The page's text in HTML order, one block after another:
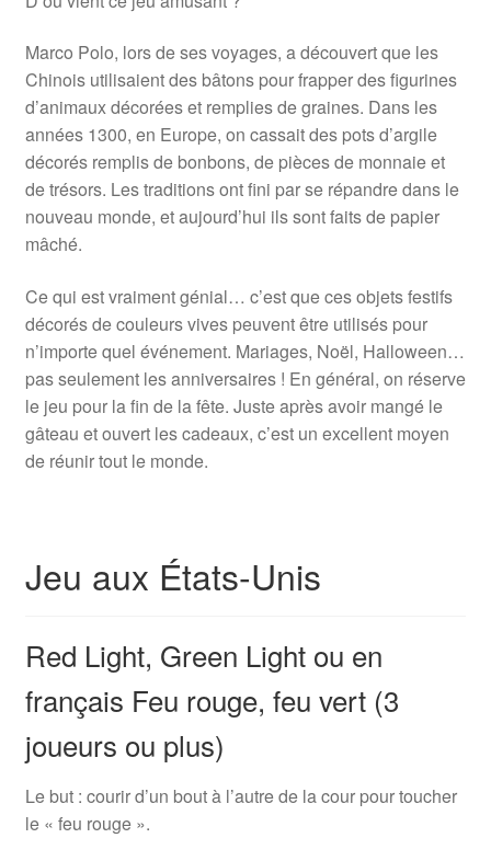
Marco Polo, lors de ses voyages, a découvert que les
Chinois utilisaient des bâtons pour frapper des figurines
d’animaux décorées et remplies de graines. Dans les
années 1300, en Europe, on cassait des pots d’argile
décorés remplis de bonbons, de pièces de monnaie et
de trésors. Les traditions ont fini par se répandre dans le
nouveau monde, et aujourd’hui ils sont faits de papier
mâché.
Ce qui est vraiment génial… c’est que ces objets festifs
décorés de couleurs vives peuvent être utilisés pour
n’importe quel événement. Mariages, Noël, Halloween…
pas seulement les anniversaires ! En général, on réserve
le jeu pour la fin de la fête. Juste après avoir mangé le
gâteau et ouvert les cadeaux, c’est un excellent moyen
de réunir tout le monde.
Jeu aux États-Unis
Red Light, Green Light ou en
français Feu rouge, feu vert (3
joueurs ou plus)
Le but : courir d’un bout à l’autre de la cour pour toucher
le « feu rouge ».